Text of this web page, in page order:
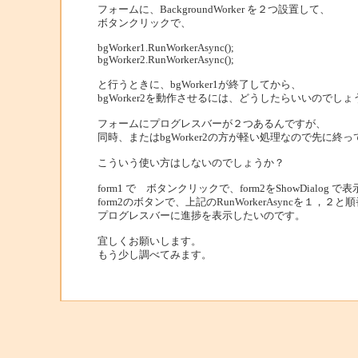
フォームに、BackgroundWorker を２つ設置して、
ボタンクリックで、
bgWorker1.RunWorkerAsync();
bgWorker2.RunWorkerAsync();
と行うときに、bgWorker1が終了してから、
bgWorker2を動作させるには、どうしたらいいのでしょ
フォームにプログレスバーが２つあるんですが、
同時、またはbgWorker2の方が軽い処理なので先に終っ
こういう使い方はしないのでしょうか？
form1 で ボタンクリックで、form2をShowDialog で表
form2のボタンで、上記のRunWorkerAsyncを１，２と
プログレスバーに進捗を表示したいのです。
宜しくお願いします。
もう少し調べてみます。